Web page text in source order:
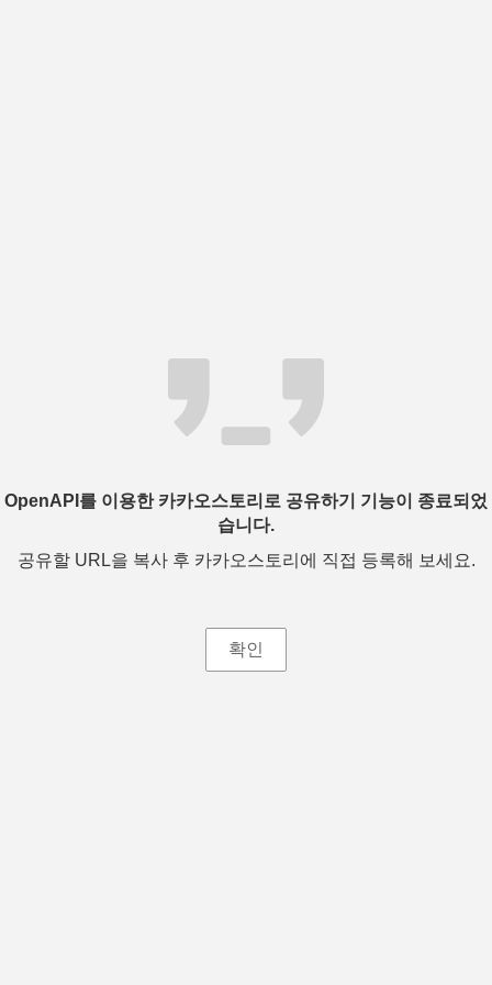
OpenAPI를 이용한 카카오스토리로 공유하기 기능이 종료되었
습니다.
공유할 URL을 복사 후 카카오스토리에 직접 등록해 보세요.
확인